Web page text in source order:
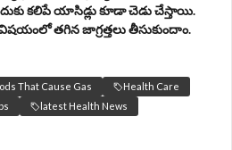
కలిపే యాసిడ్లు కూడా చెడు చేస్తాయి.
తగిన జాగ్రత్తలు తీసుకుందాం.
That Cause Gas
Health Care
latest Health News